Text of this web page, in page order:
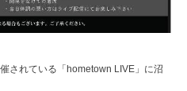
されている「hometown LIVE」に沼